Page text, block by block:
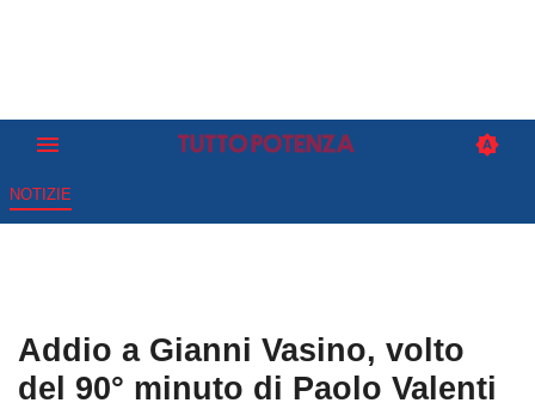
NOTIZIE
Addio a Gianni Vasino, volto
del 90° minuto di Paolo Valenti